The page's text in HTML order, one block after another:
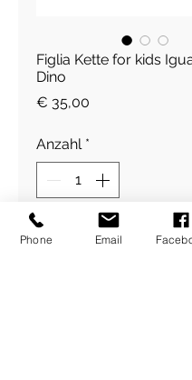
Figlia Kette for kids
Dino
€ 35,00
Anzahl *
In den
Phone Email